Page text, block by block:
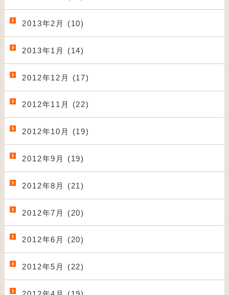
2013年2月 (10)
2013年1月 (14)
2012年12月 (17)
2012年11月 (22)
2012年10月 (19)
2012年9月 (19)
2012年8月 (21)
2012年7月 (20)
2012年6月 (20)
2012年5月 (22)